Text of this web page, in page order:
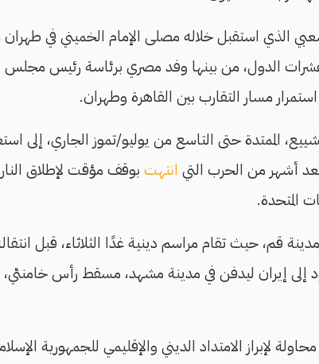
الذي استقبل خلاله مصلى الإمام الخميني في
الدول، من بينها وفد مصري برئاسة رئيس مجلس
مسار التقارب بين القاهرة وطهران.
الممتدة حتى التاسع من يوليو/تموز الجاري، إلى
أشهر من الحرب التي انتهتبوقف مؤقت لإطلاق النار
المتحدة.
قم، حيث تقام مراسم دينية غدًا الثلاثاء، قبل
إلى إيران ليدفن في مدينة مشهد، مسقط رأس
لإبراز الامتداد الديني والإقليمي للجمهورية